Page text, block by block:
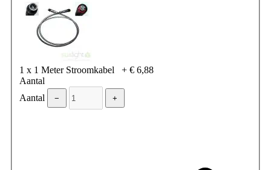
1 x 1 Meter Stroomkabel + € 6,88
Aantal
Aantal
− +